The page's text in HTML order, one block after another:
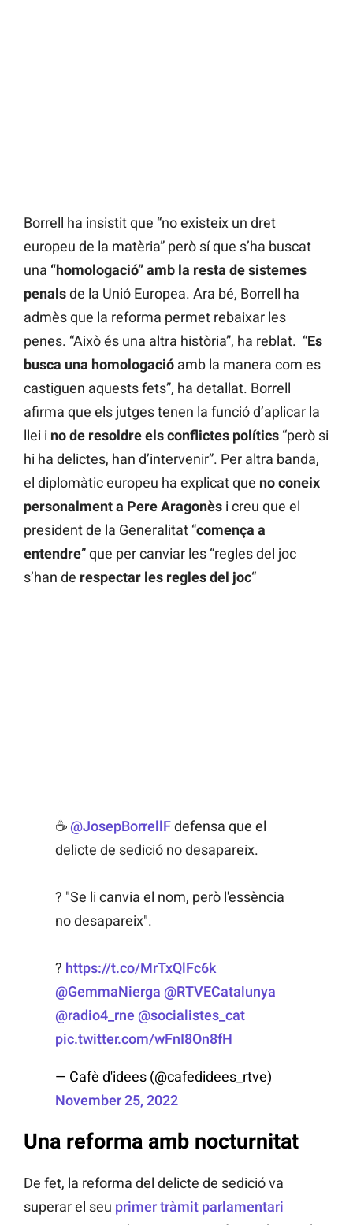
Borrell ha insistit que “no existeix un dret
europeu de la matèria” però sí que s’ha buscat
una “homologació” amb la resta de sistemes
penalsde la Unió Europea. Ara bé, Borrell ha
admès que la reforma permet rebaixar les
penes. “Això és una altra història”, ha reblat. “Es
busca una homologació amb la manera com es
castiguen aquests fets”, ha detallat. Borrell
afirma que els jutges tenen la funció d’aplicar la
llei i no de resoldre els conflictes polítics “però si
hi ha delictes, han d’intervenir”. Per altra banda,
el diplomàtic europeu ha explicat que no coneix
personalment a Pere Aragonès i creu que el
president de la Generalitat “comença a
entendre” que per canviar les “regles del joc
s’han de respectar les regles del joc“
☕ @JosepBorrellFdefensa que el
delicte de sedició no desapareix.
?️ "Se li canvia el nom, però l'essència
no desapareix".
? https://t.co/MrTxQlFc6k
@GemmaNierga @RTVECatalunya
@radio4_rne @socialistes_cat
pic.twitter.com/wFnI8On8fH
— Cafè d'idees (@cafedidees_rtve)
November 25, 2022
Una reforma amb nocturnitat
De fet, la reforma del delicte de sedició va
superar el seu primer tràmit parlamentari